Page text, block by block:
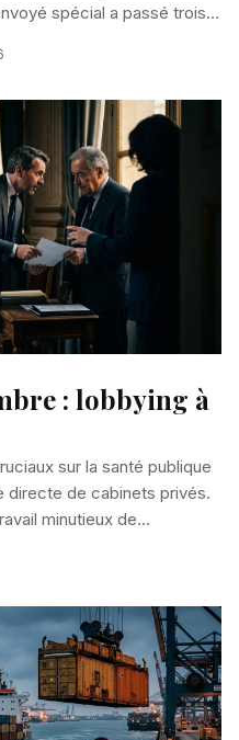
spécial a passé trois
: découvrez notre
: lobbying à
sur la santé publique
de cabinets privés.
minutieux de